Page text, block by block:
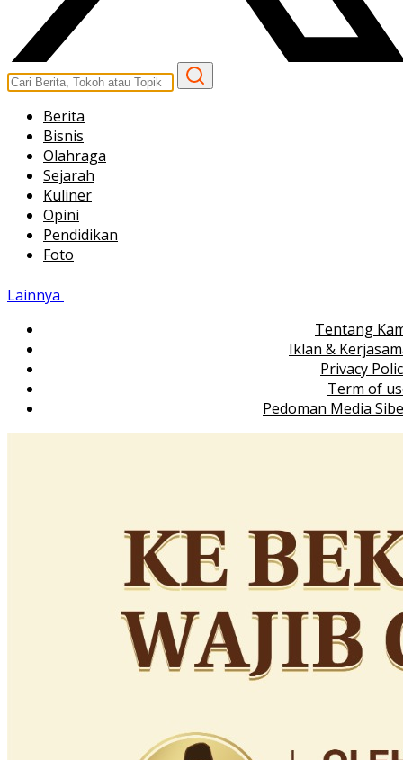
Berita
Bisnis
Olahraga
Sejarah
Kuliner
Opini
Pendidikan
Foto
Lainnya
Tentang
Iklan &
Privacy
Term of
Pedoman Media